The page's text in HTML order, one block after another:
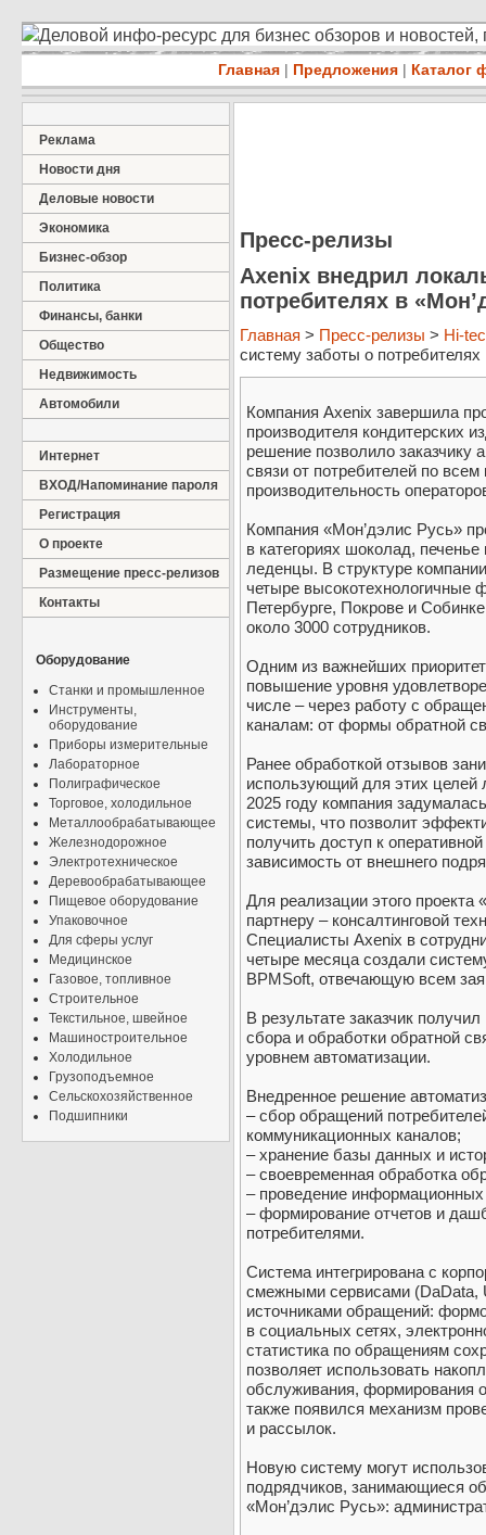
Деловой инфо-ресурс для бизнес обзоров и
Главная | Предложения | Каталог
Реклама
Новости дня
Деловые новости
Экономика
Бизнес-обзор
Политика
Финансы, банки
Общество
Недвижимость
Автомобили
Интернет
ВХОД/Напоминание пароля
Регистрация
О проекте
Размещение пресс-релизов
Контакты
Оборудование
Станки и промышленное
Инструменты,
оборудование
Приборы измерительные
Лабораторное
Полиграфическое
Торговое, холодильное
Металлообрабатывающее
Железнодорожное
Электротехническое
Деревообрабатывающее
Пищевое оборудование
Упаковочное
Для сферы услуг
Медицинское
Газовое, топливное
Строительное
Текстильное, швейное
Машиностроительное
Холодильное
Грузоподъемное
Сельскохозяйственное
Подшипники
Пресс-релизы
Axenix внедрил
потребителях в
Главная > Пресс-релизы > Hi-
систему заботы о потребителях
Компания Axenix завершила
производителя кондитерских
решение позволило заказчику
связи от потребителей по
производительность
Компания «Мон’дэлис Русь»
в категориях шоколад,
леденцы. В структуре
четыре высокотехнологичные
Петербурге, Покрове и
около 3000 сотрудников.
Одним из важнейших
повышение уровня
числе – через работу с
каналам: от формы обратной
Ранее обработкой отзывов
использующий для этих целей
2025 году компания
системы, что позволит
получить доступ к
зависимость от внешнего
Для реализации этого
партнеру – консалтинговой
Специалисты Axenix в
четыре месяца создали
BPMSoft, отвечающую всем
В результате заказчик
сбора и обработки обратной
уровнем автоматизации.
Внедренное решение
– сбор обращений
коммуникационных каналов;
– хранение базы данных и
– своевременная обработка
– проведение
– формирование отчетов и
потребителями.
Система интегрирована с
смежными сервисами (DaData,
источниками обращений:
в социальных сетях,
статистика по обращениям
позволяет использовать
обслуживания, формирования
также появился механизм
и рассылок.
Новую систему могут
подрядчиков, занимающиеся
«Мон’дэлис Русь»: